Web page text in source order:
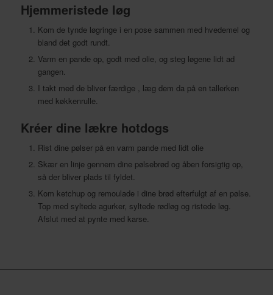
Hjemmeristede løg
Kom de tynde løgringe i en pose sammen med hvedemel og
bland det godt rundt.
Varm en pande op, godt med olie, og steg løgene lidt ad
gangen.
I takt med de bliver færdige , læg dem da på en tallerken
med køkkenrulle.
Kréer dine lækre hotdogs
Rist dine pølser på en varm pande med lidt olie
Skær en linje gennem dine pølsebrød og åben forsigtig op,
så der bliver plads til fyldet.
Kom ketchup og remoulade i dine brød efterfulgt af en pølse.
Top med syltede agurker, syltede rødløg og ristede løg.
Afslut med at pynte med karse.